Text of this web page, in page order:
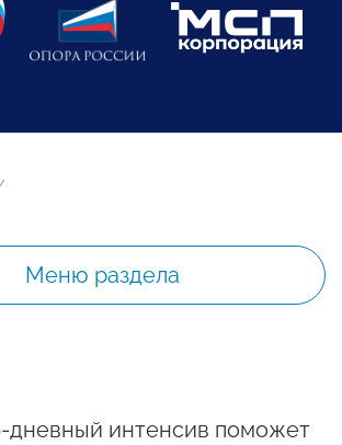
Меню раздела
дневный интенсив поможет